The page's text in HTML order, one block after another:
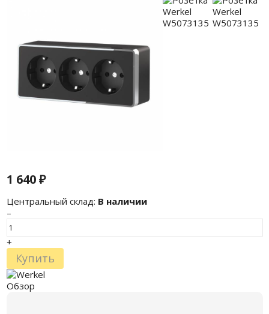
1 640₽
Центральный склад: В наличии
–
+
Купить
Обзор